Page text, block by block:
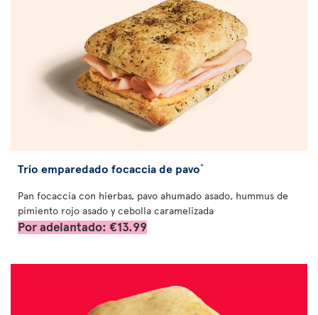
Trío emparedado focaccia de pavo*
Pan focaccia con hierbas, pavo ahumado asado, hummus de
pimiento rojo asado y cebolla caramelizada
Por adelantado: €13.99